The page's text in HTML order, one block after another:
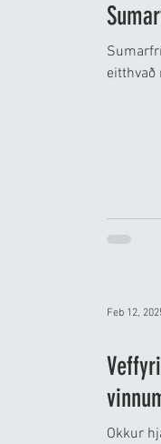
eitthvað
Okkur
Feb 12,